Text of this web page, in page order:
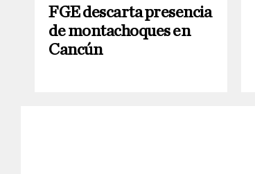
FGE descarta presencia
de montachoques en
Cancún